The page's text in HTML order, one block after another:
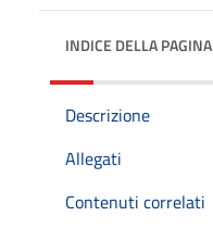
INDICE DELLA PAGINA
Descrizione
Allegati
Contenuti correlati